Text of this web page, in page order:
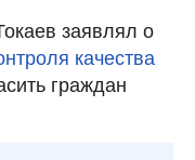
заявлял о
качества
граждан